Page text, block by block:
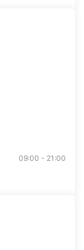
09:00 - 21:00